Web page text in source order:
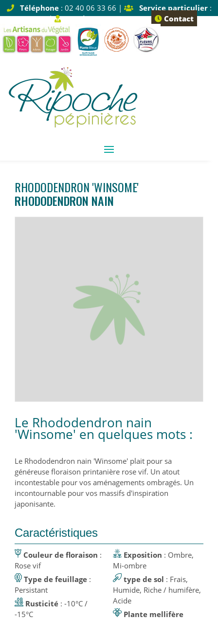
Téléphone: 02 40 06 33 66 | Service particulier:
Tapez 1 |
Service pro: Tapez 2 Contact
RHODODENDRON 'WINSOME'
RHODODENDRON NAIN
Le Rhododendron nain
'Winsome' en quelques mots :
Le Rhododendron nain 'Winsome' plait pour sa
généreuse floraison printanière rose vif. Un atout
incontestable pour vos aménagements ombragés. Un
incontournable pour vos massifs d'inspiration
japonisante.
Caractéristiques
Couleur de floraison :
Rose vif
Type de feuillage :
Persistant
Rusticité : -10°C /
-15°C
Exposition : Ombre,
Mi-ombre
type de sol : Frais,
Humide, Riche / humifère,
Acide
Plante mellifère